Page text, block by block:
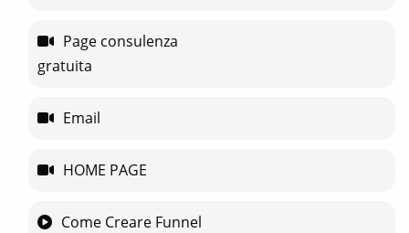
Page consulenza
gratuita
Email
HOME PAGE
Come Creare Funnel